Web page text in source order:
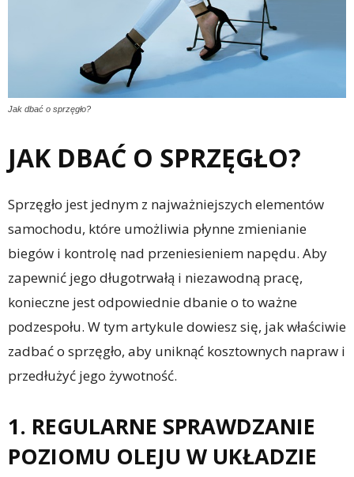
Jak dbać o sprzęgło?
JAK DBAĆ O SPRZĘGŁO?
Sprzęgło jest jednym z najważniejszych elementów
samochodu, które umożliwia płynne zmienianie
biegów i kontrolę nad przeniesieniem napędu. Aby
zapewnić jego długotrwałą i niezawodną pracę,
konieczne jest odpowiednie dbanie o to ważne
podzespołu. W tym artykule dowiesz się, jak właściwie
zadbać o sprzęgło, aby uniknąć kosztownych napraw i
przedłużyć jego żywotność.
1. REGULARNE SPRAWDZANIE
POZIOMU OLEJU W UKŁADZIE